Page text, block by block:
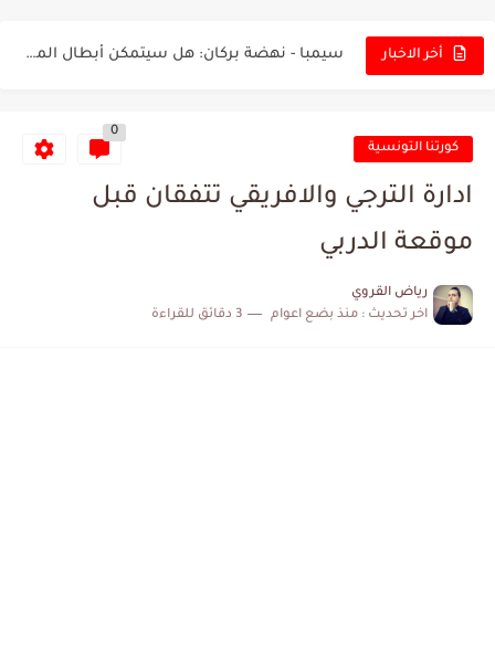
أخر الاخبار سيمبا - نهضة بركان: هل سيتمكن أبطال المغرب من الحفاظ...
البرنامج الكامل لنهائي البطولة بين الاتحاد المنستيري والنادي الإفريقي كورتنا التونسية
0
ادارة الترجي والافريقي تتفقان قبل
موقعة الدربي
رياض القروي
اخر تحديث : منذ بضع اعوام 3 دقائق للقراءة